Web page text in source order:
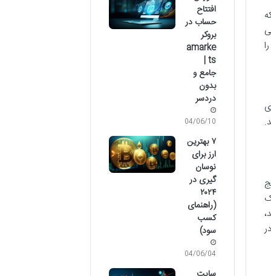
اگر اهرم ۱:۵۰۰ باشد،
افتتاح
حساب در
بروکر
amarke
ts |
جامع و
بدون
دردسر
04/06/10
۷ بهترین
ارز برای
نوسان
گیری در
۲۰۲۴
(راهنمای
کسب
سود)
04/06/04